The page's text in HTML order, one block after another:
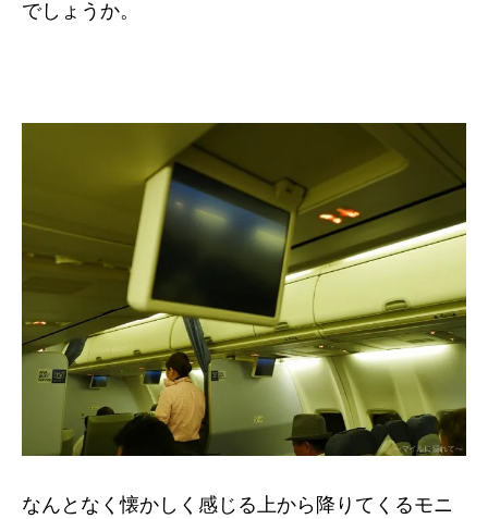
でしょうか。
なんとなく懐かしく感じる上から降りてくるモニ